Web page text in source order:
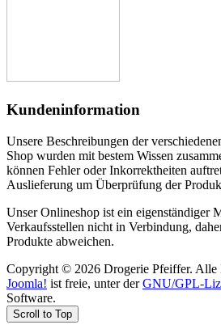
Kundeninformation
Unsere Beschreibungen der
Shop wurden mit bestem Wissen
können Fehler oder Inkorrektheiten
Auslieferung um Überprüfung der
Unser Onlineshop ist ein eigenständiger
Verkaufsstellen nicht in Verbindung,
Produkte abweichen.
Copyright © 2026 Drogerie Pfeiffer. Alle
Joomla! ist freie, unter derGNU/GPL-
Software.
Scroll to Top